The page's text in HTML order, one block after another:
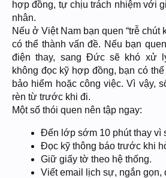
hợp đồng, tự chịu trách nhiệm với
nhân.
Nếu ở Việt Nam bạn quen “trễ chút
có thể thành vấn đề. Nếu bạn
điện thay, sang Đức sẽ khó xử
không đọc kỹ hợp đồng, bạn có
bảo hiểm hoặc công việc. Vì vậy,
rèn từ trước khi đi.
Một số thói quen nên tập ngay:
Đến lớp sớm 10 phút thay vì
Đọc kỹ thông báo trước khi
Giữ giấy tờ theo hệ thống.
Viết email lịch sự, ngắn gọn,